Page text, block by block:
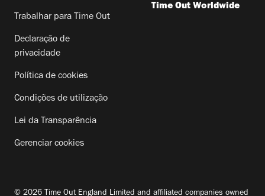
Trabalhar para Time Out
Declaração de
privacidade
Política de cookies
Condições de utilização
Lei da Transparência
Gerenciar cookies
Time Out Worldwide
© 2026 Time Out England Limited and affiliated companies owned